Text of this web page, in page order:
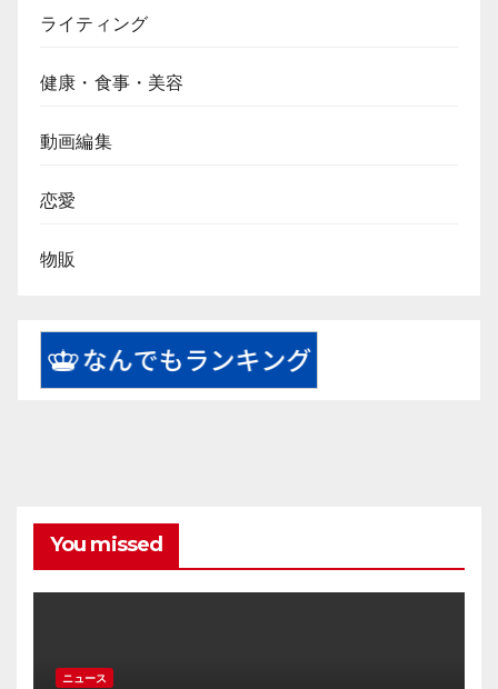
ライティング
健康・食事・美容
動画編集
恋愛
物販
You missed
ニュース